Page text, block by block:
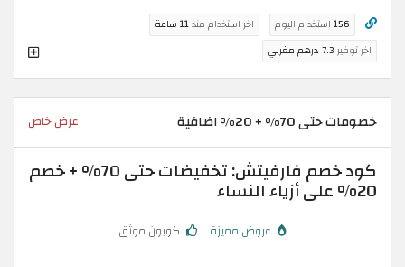
156 استخدام اليوم اخر استخدام منذ11 ساعة
اخر توفير 7.3 درهم مغربي
خصومات حتى 70% + 20% اضافية عرض خاص
كود خصم فارفيتش: تخفيضات حتى 70% + خصم
20% على أزياء النساء
عروض مميزة كوبون موثق